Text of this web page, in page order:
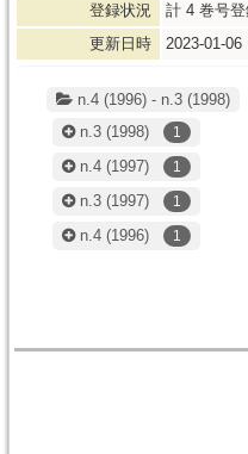
登録状況 計 4 巻号
更新日時
2023-01-06
n.4 (1996) - n.3 (1998)
n.3 (1998) 1
n.4 (1997) 1
n.3 (1997) 1
n.4 (1996) 1